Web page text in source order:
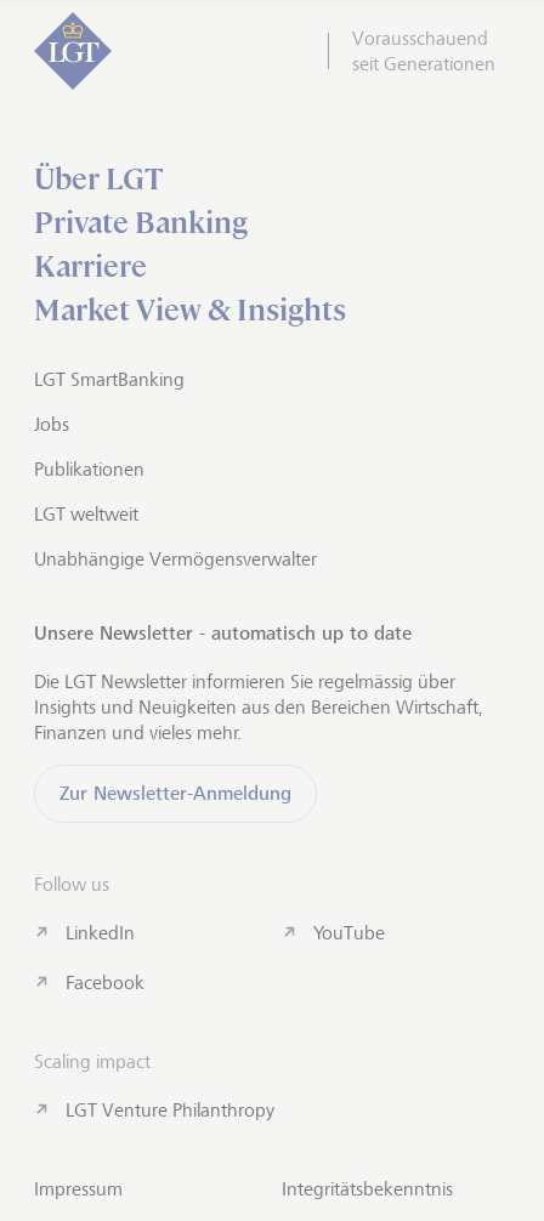
Vorausschauend
seit Generationen
Über LGT
Private Banking
Karriere
Market View & Insights
LGT SmartBanking
Jobs
Publikationen
LGT weltweit
Unabhängige Vermögensverwalter
Unsere Newsletter - automatisch up to date
Die LGT Newsletter informieren Sie regelmässig über
Insights und Neuigkeiten aus den Bereichen Wirtschaft,
Finanzen und vieles mehr.
Zur Newsletter-Anmeldung
Follow us
LinkedIn
Facebook
YouTube
Scaling impact
LGT Venture Philanthropy
Impressum Integritätsbekenntnis